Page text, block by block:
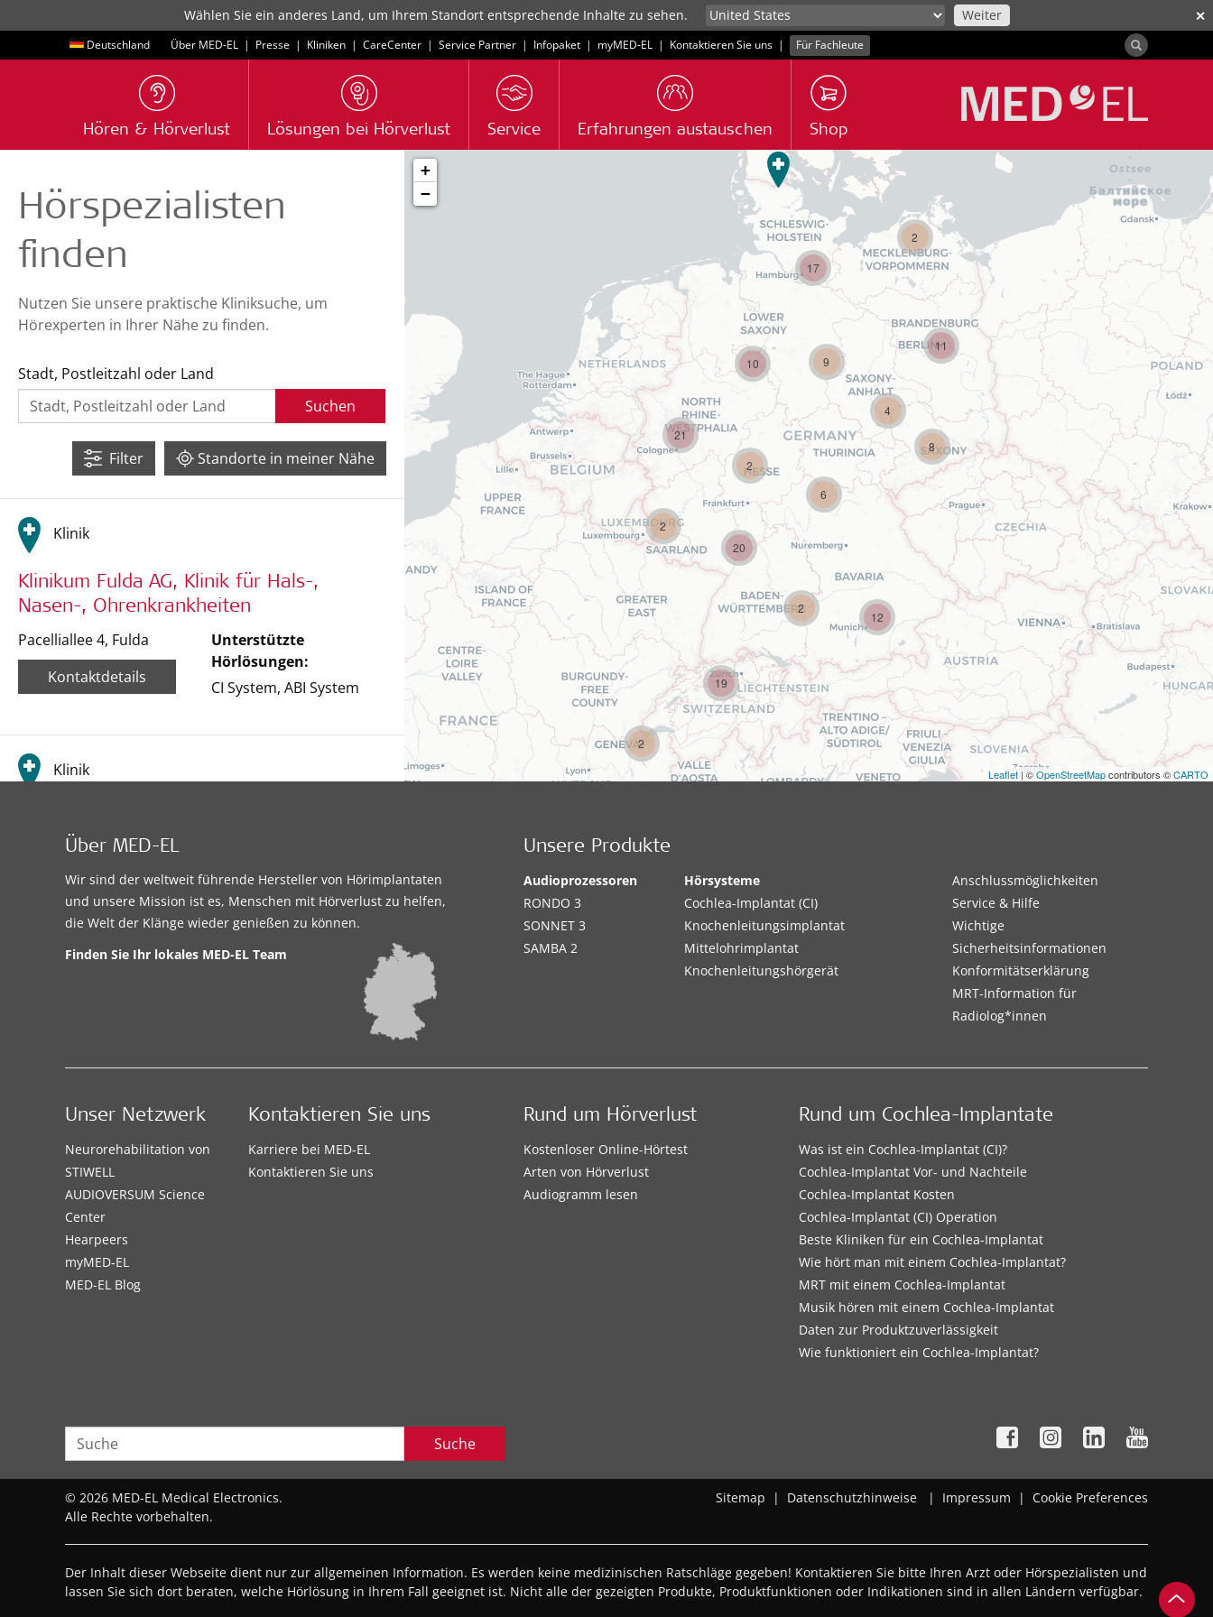
✕
Wählen Sie ein anderes Land, um Ihrem Standort entsprechende Inhalte zu sehen. Weiter
Deutschland Über MED-EL | Presse | Kliniken | CareCenter | Service Partner | Infopaket | myMED‑EL | Kontaktieren Sie uns | Für Fachleute
Hören & Hörverlust Lösungen bei Hörverlust Service Erfahrungen austauschen Shop
2
2
21
12
11
8
2
10
4
9
17
2
2
6
20
19
+
−
Leaflet| ©OpenStreetMapcontributors ©CARTO
Hörspezialisten
finden
Nutzen Sie unsere praktische Kliniksuche, um
Hörexperten in Ihrer Nähe zu finden.
Stadt, Postleitzahl oder Land
Suchen
Standorte in meiner Nähe
Filter
Klinik
Klinikum Fulda AG, Klinik für Hals-,
Nasen-, Ohrenkrankheiten
Pacelliallee 4, Fulda
Kontaktdetails
Unterstützte
Hörlösungen:
CI System, ABI System
Klinik
Nasen- Ohrenheilkunde, Kopf-, Hals- und
Seilerweg 29,Bad
Hersfeld
Kontaktdetails
Unterstützte
Hörlösungen:
BONEBRIDGE
Albert-Schweitzer-Straße
Kontaktdetails
Unterstützte
Hörlösungen:
BONEBRIDGE,
Klinik
Kontaktdetails
Hörlösungen:
EAS System
Klinik
Über MED-EL
Wir sind der weltweit führende Hersteller von Hörimplantaten
und unsere Mission ist es, Menschen mit Hörverlust zu helfen,
die Welt der Klänge wieder genießen zu können.
Finden Sie Ihr lokales MED-EL Team
Unsere Produkte
Audioprozessoren
RONDO 3
SONNET 3
SAMBA 2
Hörsysteme
Cochlea-Implantat (CI)
Knochenleitungsimplantat
Mittelohrimplantat
Knochenleitungshörgerät
Anschlussmöglichkeiten
Service & Hilfe
Wichtige
Sicherheitsinformationen
Konformitätserklärung
MRT-Information für
Radiolog*innen
Rund um Hörverlust
Kostenloser Online-Hörtest
Arten von Hörverlust
Audiogramm lesen
Rund um Cochlea-Implantate
Was ist ein Cochlea-Implantat (CI)?
Cochlea-Implantat Vor- und Nachteile
Cochlea-Implantat Kosten
Cochlea-Implantat (CI) Operation
Beste Kliniken für ein Cochlea-Implantat
Wie hört man mit einem Cochlea-Implantat?
MRT mit einem Cochlea-Implantat
Musik hören mit einem Cochlea-Implantat
Daten zur Produktzuverlässigkeit
Wie funktioniert ein Cochlea-Implantat?
Unser Netzwerk
Neurorehabilitation von
STIWELL
AUDIOVERSUM Science
Center
Hearpeers
myMED‑EL
MED-EL Blog
Kontaktieren Sie uns
Karriere bei MED-EL
Kontaktieren Sie uns
Suche
© 2026 MED-EL Medical Electronics.
Alle Rechte vorbehalten.
Sitemap | Datenschutzhinweise | Impressum | Cookie Preferences
Der Inhalt dieser Webseite dient nur zur allgemeinen Information. Es werden keine medizinischen Ratschläge gegeben! Kontaktieren Sie bitte Ihren Arzt oder Hörspezialisten und
lassen Sie sich dort beraten, welche Hörlösung in Ihrem Fall geeignet ist. Nicht alle der gezeigten Produkte, Produktfunktionen oder Indikationen sind in allen Ländern verfügbar.